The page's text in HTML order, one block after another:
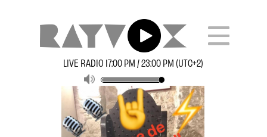
LIVE RADIO 17:00 PM / 23:00 PM (UTC+2)